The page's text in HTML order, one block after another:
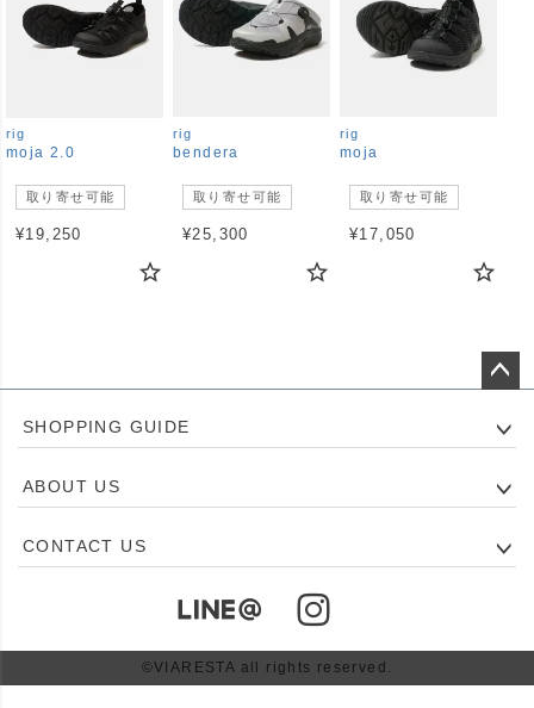
rig
moja 2.0
取り寄せ可能
¥19,250
rig
bendera
取り寄せ可能
¥25,300
rig
moja
取り寄せ可能
¥17,050
ジト
へ
SHOPPING GUIDE
ABOUT US
CONTACT US
©VIARESTA all rights reserved.